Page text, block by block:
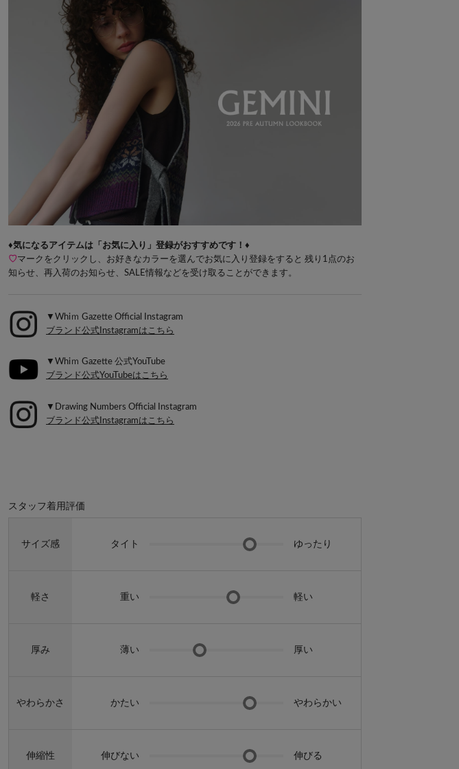
♦気になるアイテムは「お気に入り」登録がおすすめです！♦
♡マークをクリックし、お好きなカラーを選んでお気に入り登録をすると 残り1点のお
知らせ、再入荷のお知らせ、SALE情報などを受け取ることができます。
▼Whiｍ Gazette Official Instagram
ブランド公式Instagramはこちら
▼Whiｍ Gazette 公式YouTube
ブランド公式YouTubeはこちら
▼Drawing Numbers Official Instagram
ブランド公式Instagramはこちら
スタッフ着用評価
サイズ感 タイト ゆったり
軽さ 重い 軽い
厚み 薄い 厚い
やわらかさ かたい やわらかい
伸縮性 伸びない 伸びる